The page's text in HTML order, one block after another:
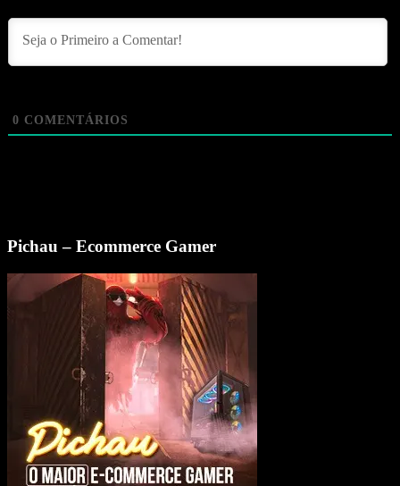
0 COMENTÁRIOS
Pichau – Ecommerce Gamer